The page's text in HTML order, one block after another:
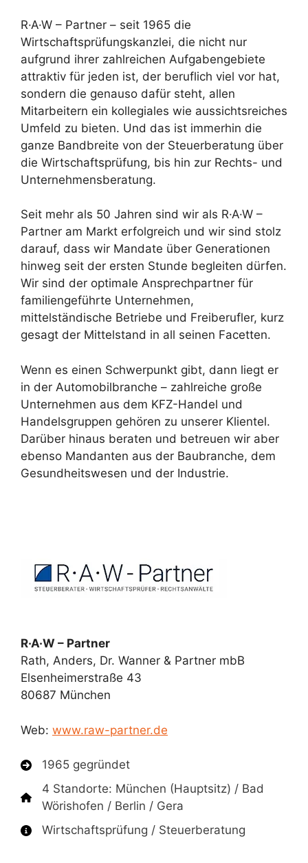
R·A·W – Partner – seit 1965 die
Wirtschaftsprüfungskanzlei, die nicht nur
aufgrund ihrer zahlreichen Aufgabengebiete
attraktiv für jeden ist, der beruflich viel vor hat,
sondern die genauso dafür steht, allen
Mitarbeitern ein kollegiales wie aussichtsreiches
Umfeld zu bieten. Und das ist immerhin die
ganze Bandbreite von der Steuerberatung über
die Wirtschaftsprüfung, bis hin zur Rechts- und
Unternehmensberatung.
Seit mehr als 50 Jahren sind wir als R·A·W –
Partner am Markt erfolgreich und wir sind stolz
darauf, dass wir Mandate über Generationen
hinweg seit der ersten Stunde begleiten dürfen.
Wir sind der optimale Ansprechpartner für
familiengeführte Unternehmen,
mittelständische Betriebe und Freiberufler, kurz
gesagt der Mittelstand in all seinen Facetten.
Wenn es einen Schwerpunkt gibt, dann liegt er
in der Automobilbranche – zahlreiche große
Unternehmen aus dem KFZ-Handel und
Handelsgruppen gehören zu unserer Klientel.
Darüber hinaus beraten und betreuen wir aber
ebenso Mandanten aus der Baubranche, dem
Gesundheitswesen und der Industrie.
R·A·W – Partner
Rath, Anders, Dr. Wanner & Partner mbB
Elsenheimerstraße 43
80687 München
Web: www.raw-partner.de
1965 gegründet
4 Standorte: München (Hauptsitz) / Bad
Wörishofen / Berlin / Gera
Wirtschaftsprüfung / Steuerberatung